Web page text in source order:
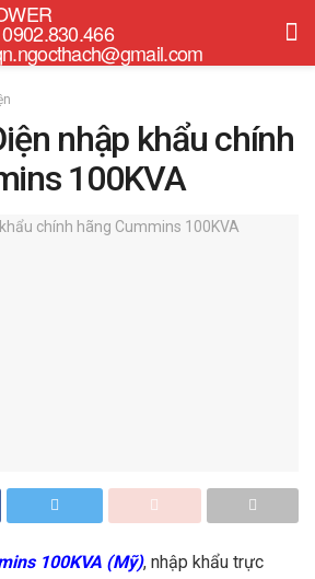
nhập khẩu chính
100KVA
100KVA (Mỹ), nhập khẩu trực